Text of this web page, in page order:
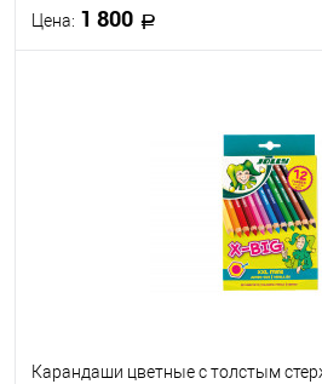
Цена: 1 800
Карандаши цветные с толстым